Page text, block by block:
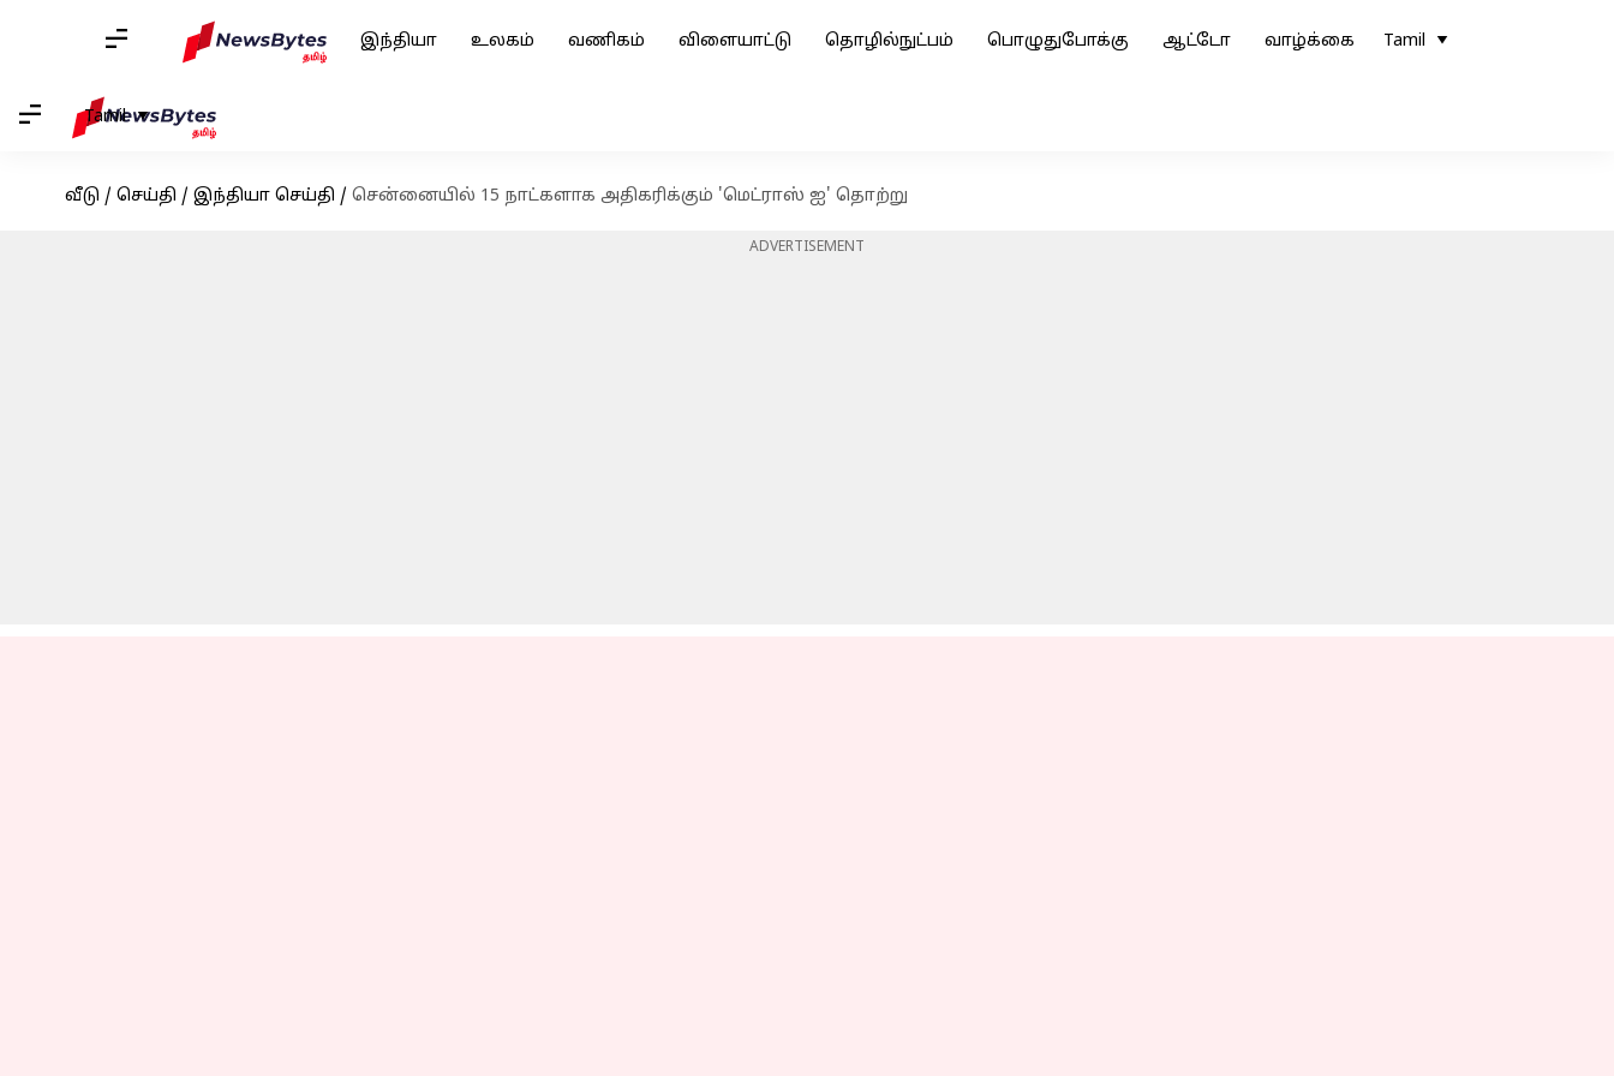
இந்தியா உலகம் வணிகம் விளையாட்டு தொழில்நுட்பம் பொழுதுபோக்கு ஆட்டோ வாழ்க்கை Tamil
Tamil
வீடு / செய்தி / இந்தியா செய்தி / சென்னையில் 15 நாட்களாக அதிகரிக்கும் 'மெட்ராஸ் ஐ' தொற்று
ADVERTISEMENT